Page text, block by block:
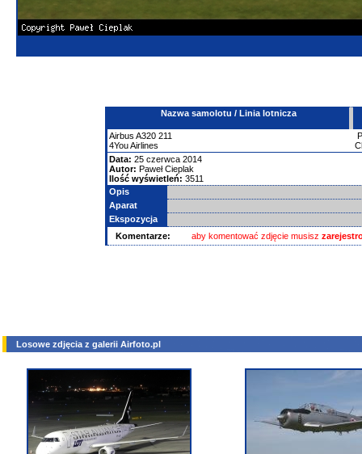
Nazwa samolotu / Linia lotnicza
Airbus A320 211
4You Airlines
Data: 25 czerwca 2014
Autor: Paweł Cieplak
Ilość wyświetleń: 3511
Opis
Aparat
Ekspozycja
Komentarze:
aby komentować zdjęcie musisz
Losowe zdjęcia z galerii Airfoto.pl